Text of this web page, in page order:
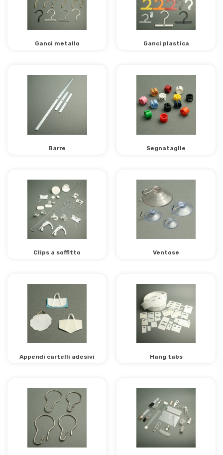
Ganci metallo Ganci plastica
Barre Segnataglie
Clips a soffitto Ventose
Appendi cartelli adesivi Hang tabs